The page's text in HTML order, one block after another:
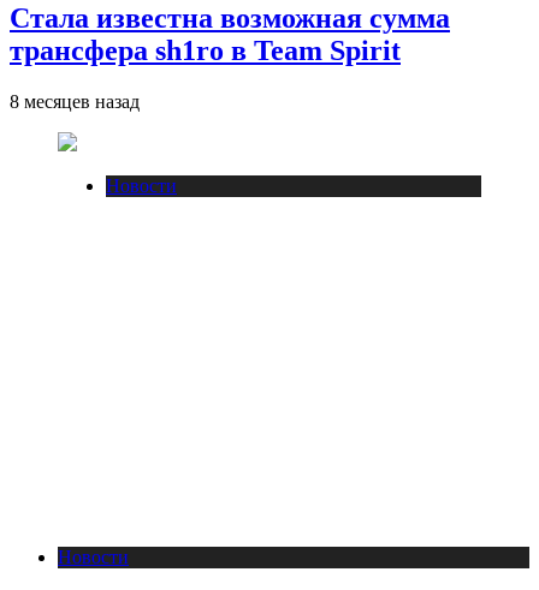
Стала известна возможная сумма
трансфера sh1ro в Team Spirit
8 месяцев назад
Новости
Новости